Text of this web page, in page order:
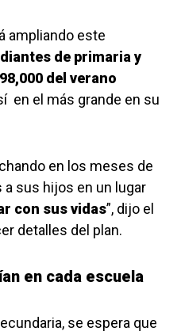
ampliando este
de primaria y
98,000 del verano
en el más grande en su
en los meses de
a sus hijos en un lugar
con sus vidas”, dijo el
detalles del plan.
en cada escuela
se espera que